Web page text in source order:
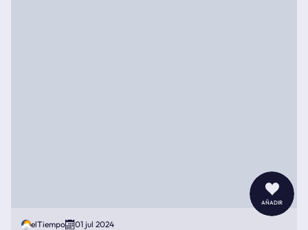
añadir
elTiempo 01 jul 2024